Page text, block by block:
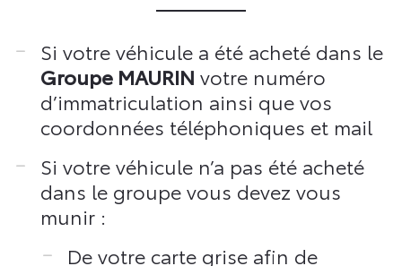
Si votre véhicule a été acheté dans le
Groupe MAURIN votre numéro
d’immatriculation ainsi que vos
coordonnées téléphoniques et mail
Si votre véhicule n’a pas été acheté
dans le groupe vous devez vous
munir :
De votre carte grise afin de